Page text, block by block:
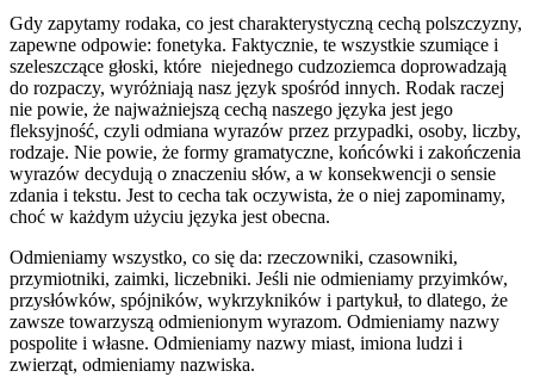
Gdy zapytamy rodaka, co jest charakterystyczną cechą polszczyzny,
zapewne odpowie: fonetyka. Faktycznie, te wszystkie szumiące i
szeleszczące głoski, które niejednego cudzoziemca doprowadzają
do rozpaczy, wyróżniają nasz język spośród innych. Rodak raczej
nie powie, że najważniejszą cechą naszego języka jest jego
fleksyjność, czyli odmiana wyrazów przez przypadki, osoby, liczby,
rodzaje. Nie powie, że formy gramatyczne, końcówki i zakończenia
wyrazów decydują o znaczeniu słów, a w konsekwencji o sensie
zdania i tekstu. Jest to cecha tak oczywista, że o niej zapominamy,
choć w każdym użyciu języka jest obecna.
Odmieniamy wszystko, co się da: rzeczowniki, czasowniki,
przymiotniki, zaimki, liczebniki. Jeśli nie odmieniamy przyimków,
przysłówków, spójników, wykrzykników i partykuł, to dlatego, że
zawsze towarzyszą odmienionym wyrazom. Odmieniamy nazwy
pospolite i własne. Odmieniamy nazwy miast, imiona ludzi i
zwierząt, odmieniamy nazwiska.